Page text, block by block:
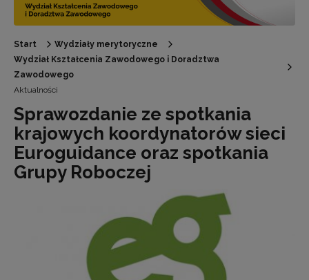
Start
Wydziały merytoryczne
Wydział Kształcenia Zawodowego i Doradztwa
Zawodowego
Aktualności
Sprawozdanie ze spotkania
krajowych koordynatorów sieci
Euroguidance oraz spotkania
Grupy Roboczej